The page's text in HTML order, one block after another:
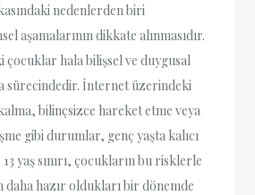
nedenlerden biri
aşamalarının dikkate alınmasıdır.
çocuklar hala bilişsel ve duygusal
sürecindedir. İnternet üzerindeki
bilinçsizce hareket etme veya
gibi durumlar, genç yaşta kalıcı
yaş sınırı, çocukların bu risklerle
daha hazır oldukları bir dönemde